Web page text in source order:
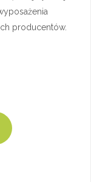
producentów.